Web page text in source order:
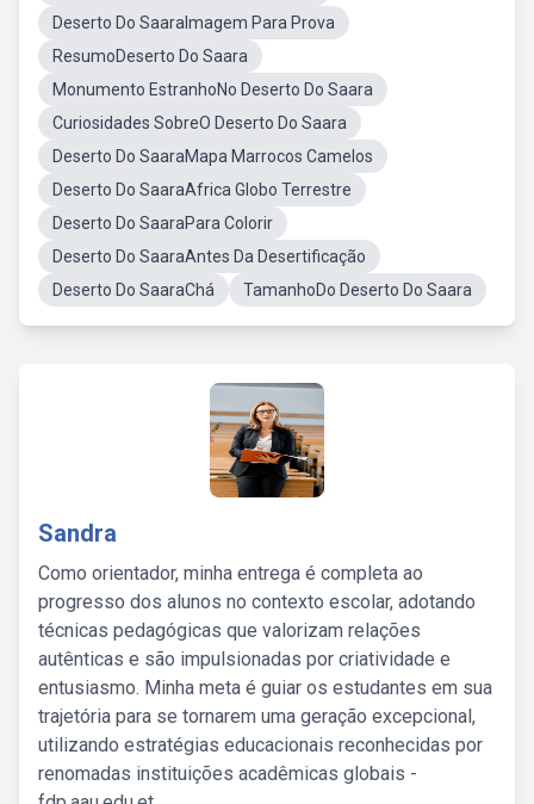
Deserto Do SaaraImagem Para Prova
ResumoDeserto Do Saara
Monumento EstranhoNo Deserto Do Saara
Curiosidades SobreO Deserto Do Saara
Deserto Do SaaraMapa Marrocos Camelos
Deserto Do SaaraAfrica Globo Terrestre
Deserto Do SaaraPara Colorir
Deserto Do SaaraAntes Da Desertificação
Deserto Do SaaraChá
TamanhoDo Deserto Do Saara
Sandra
Como orientador, minha entrega é completa ao
progresso dos alunos no contexto escolar, adotando
técnicas pedagógicas que valorizam relações
autênticas e são impulsionadas por criatividade e
entusiasmo. Minha meta é guiar os estudantes em sua
trajetória para se tornarem uma geração excepcional,
utilizando estratégias educacionais reconhecidas por
renomadas instituições acadêmicas globais -